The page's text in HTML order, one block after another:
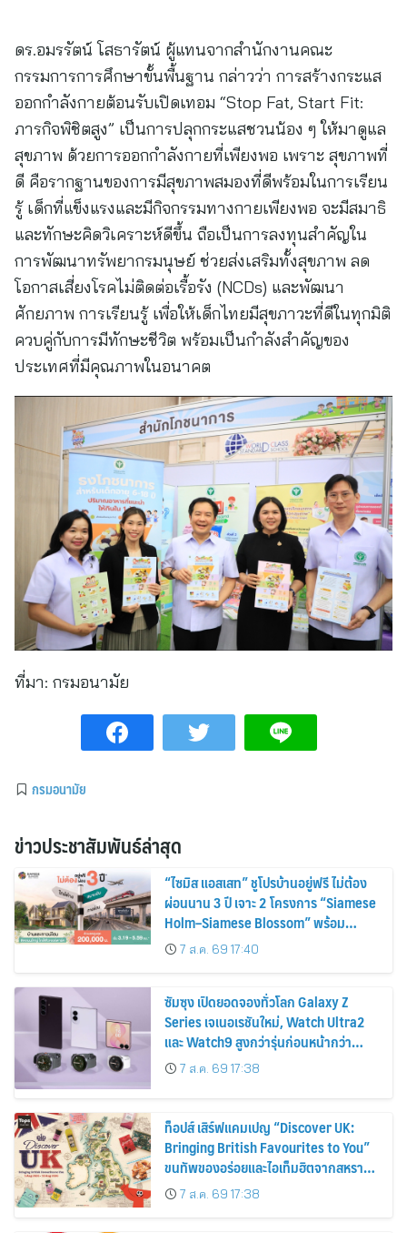
ดร.อมรรัตน์ โสธารัตน์ ผู้แทนจากสำนักงานคณะ
กรรมการการศึกษาขั้นพื้นฐาน กล่าวว่า การสร้างกระแส
ออกกำลังกายต้อนรับเปิดเทอม “Stop Fat, Start Fit:
ภารกิจพิชิตสูง” เป็นการปลุกกระแสชวนน้อง ๆ ให้มาดูแล
สุขภาพ ด้วยการออกกำลังกายที่เพียงพอ เพราะ สุขภาพที่
ดี คือรากฐานของการมีสุขภาพสมองที่ดีพร้อมในการเรียน
รู้ เด็กที่แข็งแรงและมีกิจกรรมทางกายเพียงพอ จะมีสมาธิ
และทักษะคิดวิเคราะห์ดีขึ้น ถือเป็นการลงทุนสำคัญใน
การพัฒนาทรัพยากรมนุษย์ ช่วยส่งเสริมทั้งสุขภาพ ลด
โอกาสเสี่ยงโรคไม่ติดต่อเรื้อรัง (NCDs) และพัฒนา
ศักยภาพ การเรียนรู้ เพื่อให้เด็กไทยมีสุขภาวะที่ดีในทุกมิติ
ควบคู่กับการมีทักษะชีวิต พร้อมเป็นกำลังสำคัญของ
ประเทศที่มีคุณภาพในอนาคต
ที่มา: กรมอนามัย
กรมอนามัย
ข่าวประชาสัมพันธ์ล่าสุด
“ไซมิส แอสเสท” ชูโปรบ้านอยู่ฟรี ไม่ต้อง
ผ่อนนาน 3 ปี เจาะ 2 โครงการ “Siamese
Holm–Siamese Blossom” พร้อม
ส่วนลดและสิทธิพิเศษถึง 31 สิงหาคม
2569
7 ส.ค. 69 17:40
ซัมซุง เปิดยอดจองทั่วโลก Galaxy Z
Series เจเนอเรชันใหม่, Watch Ultra2
และ Watch9 สูงกว่ารุ่นก่อนหน้ากว่า
30%7 ส.ค. 69 17:38
ท็อปส์ เสิร์ฟแคมเปญ “Discover UK:
Bringing British Favourites to You”
ขนทัพของอร่อยและไอเท็มฮิตจากสหราช
อาณาจักร ส่งตรงถึงมือตั้งแต่วันนี้ – 18
สิงหาคมนี้
7 ส.ค. 69 17:38